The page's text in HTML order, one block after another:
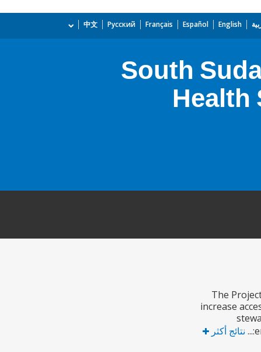
English
Español
Français
Русский
中文
South
The
increase
نتائج أكثر